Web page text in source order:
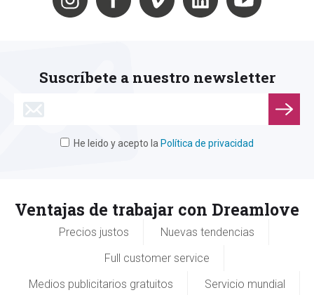
Suscríbete a nuestro newsletter
He leido y acepto la Política de privacidad
Ventajas de trabajar con Dreamlove
Precios justos
Nuevas tendencias
Full customer service
Medios publicitarios gratuitos
Servicio mundial